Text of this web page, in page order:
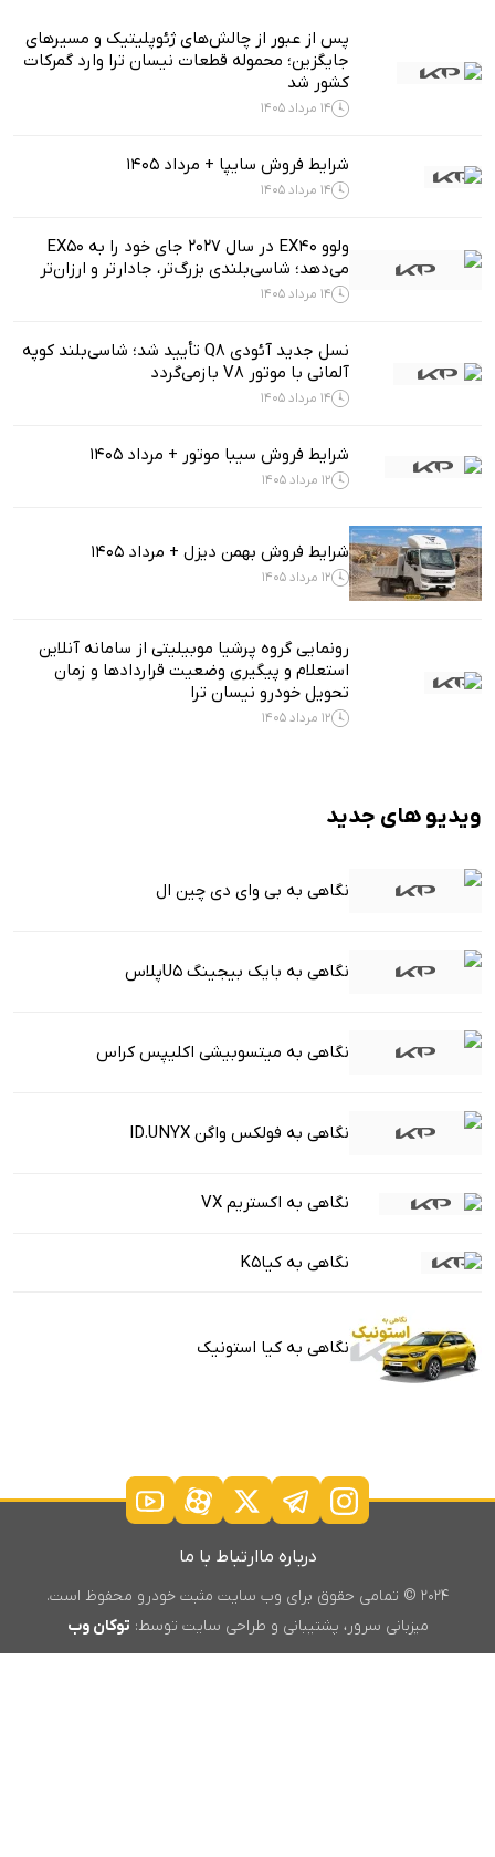
پس از عبور از چالش‌های ژئوپلیتیک و مسیرهای
جایگزین؛ محموله قطعات نیسان ترا وارد گمرکات
کشور شد
14 مرداد 1405
شرایط فروش سایپا + مرداد 1405
14 مرداد 1405
ولوو EX40 در سال ۲۰۲۷ جای خود را به EX50
می‌دهد؛ شاسی‌بلندی بزرگ‌تر، جادارتر و ارزان‌تر
14 مرداد 1405
نسل جدید آئودی Q8 تأیید شد؛ شاسی‌بلند کوپه
آلمانی با موتور V8 بازمی‌گردد
14 مرداد 1405
شرایط فروش سیبا موتور + مرداد 1405
12 مرداد 1405
شرایط فروش بهمن دیزل + مرداد 1405
12 مرداد 1405
رونمایی گروه پرشیا موبیلیتی از سامانه آنلاین
استعلام و پیگیری وضعیت قراردادها و زمان
تحویل خودرو نیسان ترا
12 مرداد 1405
ویدیو های جدید
نگاهی به بی وای دی چین ال
نگاهی به بایک بیجینگ U5پلاس
نگاهی به میتسوبیشی اکلیپس کراس
نگاهی به فولکس واگن ID.UNYX
نگاهی به اکستریم VX
نگاهی به کیاK5
نگاهی به کیا استونیک
درباره ماارتباط با ما
۲۰۲۴ © تمامی حقوق برای وب سایت مثبت خودرو محفوظ است.
میزبانی سرور، پشتیبانی و طراحی سایت توسط: توکان وب